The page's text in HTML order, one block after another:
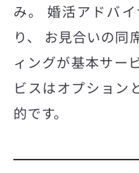
み。 婚活アドバ
り、 お見合いの同
ィングが基本サー
ビスはオプション
的です。